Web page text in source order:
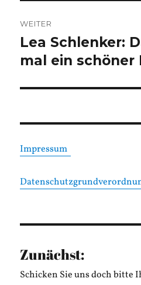
WEITER
Nächster
Beitrag:
Lea Schlenker:
mal ein schöner
Impressum
Zunächst:
Schicken Sie uns doch bitte